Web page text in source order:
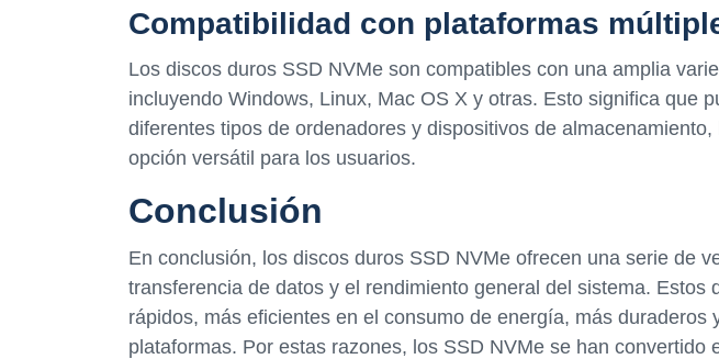
Compatibilidad con plataformas
Los discos duros SSD NVMe son compatibles con una amplia
incluyendo Windows, Linux, Mac OS X y otras. Esto significa que
diferentes tipos de ordenadores y dispositivos de
opción versátil para los usuarios.
Conclusión
En conclusión, los discos duros SSD NVMe ofrecen una serie de
transferencia de datos y el rendimiento general del sistema. Estos
rápidos, más eficientes en el consumo de energía, más duraderos
plataformas. Por estas razones, los SSD NVMe se han convertido